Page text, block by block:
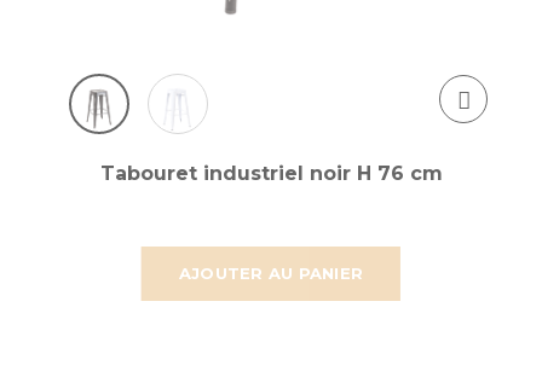
AJOUTER AU PANIER
Tabouret industriel noir H 76 cm